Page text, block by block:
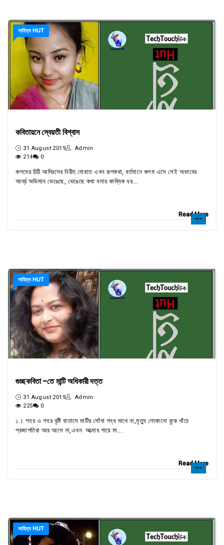
সাহিত্য HUT
কবিতায়নে স্বেয়তী বিশ্বাস
31 August 2019
Admin
214
0
কলমের চিঠি আদিরসের নিরীহ দোয়াত এখন রূপকথা, বর্তমানে কলম এসে সেই অভাবের
আর্দ্র অভিমান ভেঙেছে, ভেঙেছে কথা বলার কাব্যিক ধর...
Read More
সাহিত্য HUT
গুচ্ছকবিতা -তে মান্টি অধিকারী দত্ত
31 August 2019
Admin
225
0
১। শহর এ শহর বৃষ্টি বাতাসে মাটির সোঁদা গন্ধ মাখে না,মৃত্যু লোকানো বুকে খাঁচে
প্রজাপতিরা আর আসে না,এখন আত্মার গায়ে মা...
Read More
সাহিত্য HUT